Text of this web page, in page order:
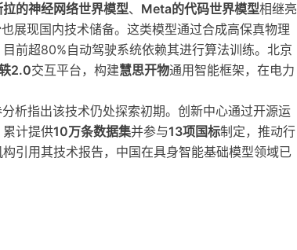
拉的神经网络世界模型、 Meta的代码世界模型相继亮
也展现国内技术储备。这类模型通过合成高保真物理
前超80%自动驾驶系统依赖其进行算法训练。北京
2.0交互平台，构建慧思开物通用智能框架，在电力
析指出该技术仍处探索初期。创新中心通过开源运
计提供10万条数据集并参与13项国标制定，推动行
引用其技术报告，中国在具身智能基础模型领域已